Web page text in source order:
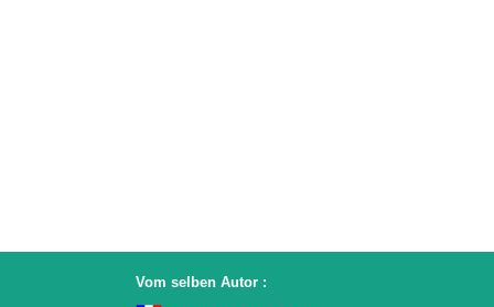
Vom selben Autor :